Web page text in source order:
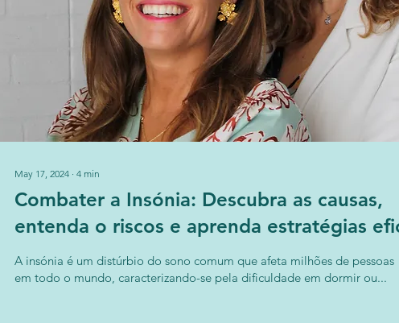
May 17, 2024 ∙ 4 min
Combater a Insónia: Descubra as causas,
entenda o riscos e aprenda estratégias
para dormir bem
A insónia é um distúrbio do sono comum que afeta milhões de pessoas
em todo o mundo, caracterizando-se pela dificuldade em dormir ou...